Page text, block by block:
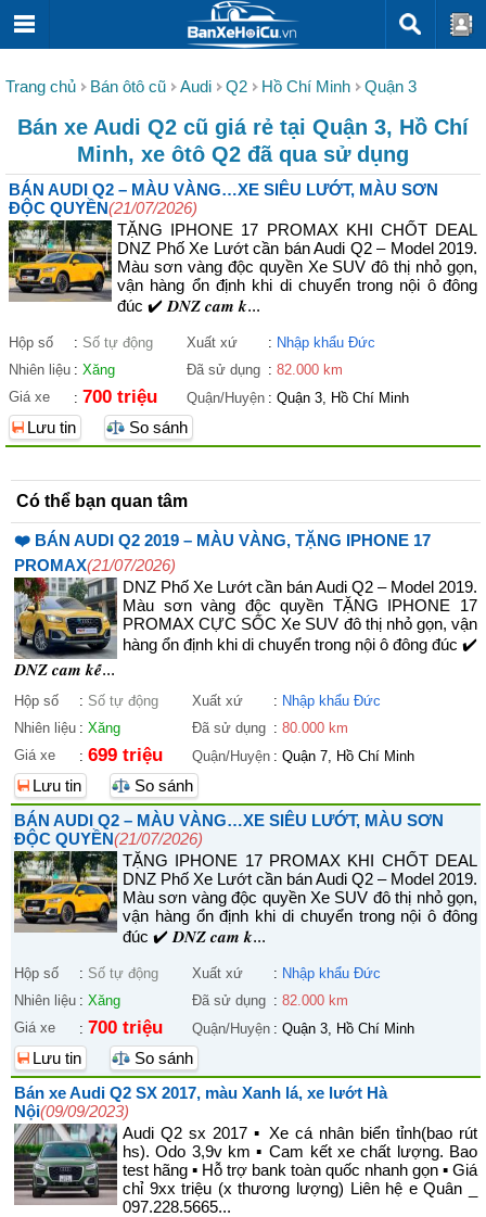
Trang chủ Bán ôtô cũ Audi Q2 Hồ Chí Minh Quận 3
Bán xe Audi Q2 cũ giá rẻ tại Quận 3, Hồ Chí
Minh, xe ôtô Q2 đã qua sử dụng
BÁN AUDI Q2 – MÀU VÀNG…XE SIÊU LƯỚT, MÀU SƠN
ĐỘC QUYỀN(21/07/2026)
TẶNG IPHONE 17 PROMAX KHI CHỐT DEAL
DNZ Phố Xe Lướt cần bán Audi Q2 – Model 2019.
Màu sơn vàng độc quyền Xe SUV đô thị nhỏ gọn,
vận hàng ổn định khi di chuyển trong nội ô đông
đúc ✔️ 𝑫𝑵𝒁 𝒄𝒂𝒎 𝒌...
Hộp số : Số tự động Xuất xứ : Nhập khẩu Đức
Nhiên liệu : Xăng Đã sử dụng : 82.000 km
Giá xe
: 700 triệu Quận/Huyện : Quận 3, Hồ Chí Minh
Lưu tin So sánh
Có thể bạn quan tâm
❤️ BÁN AUDI Q2 2019 – MÀU VÀNG, TẶNG IPHONE 17
PROMAX(21/07/2026)
DNZ Phố Xe Lướt cần bán Audi Q2 – Model 2019.
Màu sơn vàng độc quyền TẶNG IPHONE 17
PROMAX CỰC SỐC Xe SUV đô thị nhỏ gọn, vận
hàng ổn định khi di chuyển trong nội ô đông đúc ✔️
𝑫𝑵𝒁 𝒄𝒂𝒎 𝒌𝒆̂́...
Hộp số : Số tự động Xuất xứ : Nhập khẩu Đức
Nhiên liệu : Xăng Đã sử dụng : 80.000 km
Giá xe
: 699 triệu Quận/Huyện : Quận 7, Hồ Chí Minh
Lưu tin
So sánh
BÁN AUDI Q2 – MÀU VÀNG…XE SIÊU LƯỚT, MÀU SƠN
ĐỘC QUYỀN(21/07/2026)
TẶNG IPHONE 17 PROMAX KHI CHỐT DEAL
DNZ Phố Xe Lướt cần bán Audi Q2 – Model 2019.
Màu sơn vàng độc quyền Xe SUV đô thị nhỏ gọn,
vận hàng ổn định khi di chuyển trong nội ô đông
đúc ✔️ 𝑫𝑵𝒁 𝒄𝒂𝒎 𝒌...
Hộp số : Số tự động Xuất xứ : Nhập khẩu Đức
Nhiên liệu : Xăng Đã sử dụng : 82.000 km
Giá xe
: 700 triệu Quận/Huyện : Quận 3, Hồ Chí Minh
Lưu tin
So sánh
Bán xe Audi Q2 SX 2017, màu Xanh lá, xe lướt Hà
Nội(09/09/2023)
Audi Q2 sx 2017 ▪︎ Xe cá nhân biển tỉnh(bao rút
hs). Odo 3,9v km ▪︎ Cam kết xe chất lượng. Bao
test hãng ▪︎ Hỗ trợ bank toàn quốc nhanh gọn ▪︎ Giá
chỉ 9xx triệu (x thương lượng) Liên hệ e Quân _
097.228.5665...